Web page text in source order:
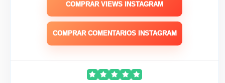
COMPRAR VIEWS INSTAGRAM
COMPRAR COMENTARIOS INSTAGRAM